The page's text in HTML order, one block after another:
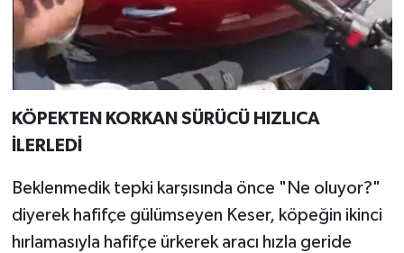
KÖPEKTEN KORKAN SÜRÜCÜ HIZLICA
İLERLEDİ
Beklenmedik tepki karşısında önce "Ne oluyor?"
diyerek hafifçe gülümseyen Keser, köpeğin ikinci
hırlamasıyla hafifçe ürkerek aracı hızla geride